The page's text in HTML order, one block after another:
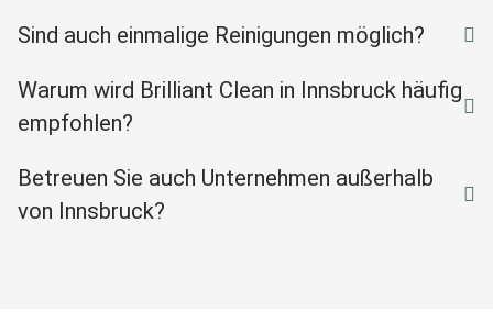
Sind auch einmalige Reinigungen möglich?
Warum wird Brilliant Clean in Innsbruck häufig
empfohlen?
Betreuen Sie auch Unternehmen außerhalb
von Innsbruck?